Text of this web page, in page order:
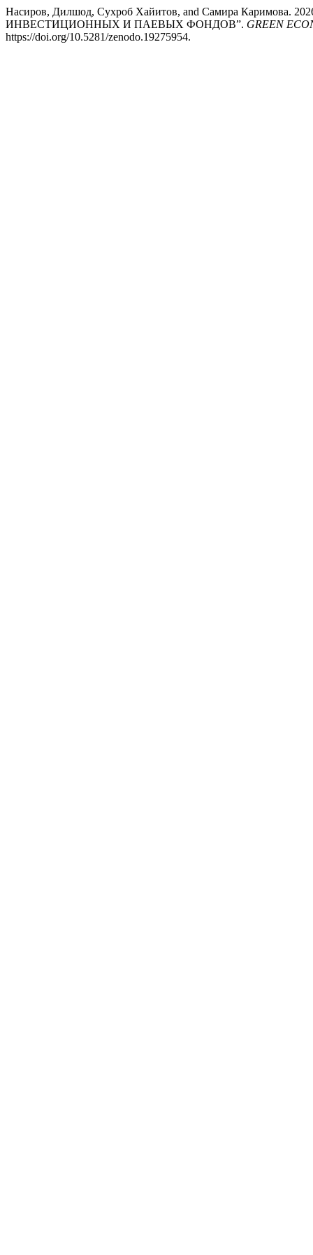
Насиров, Дилшод, Сухроб Хайитов, and Самира
ИНВЕСТИЦИОННЫХ И ПАЕВЫХ ФОНДОВ”. GREEN
https://doi.org/10.5281/zenodo.19275954.